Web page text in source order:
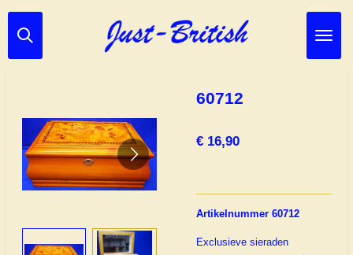
Ga
direct
60712
€ 16,90
Artikelnummer 60712
Exclusieve sieraden